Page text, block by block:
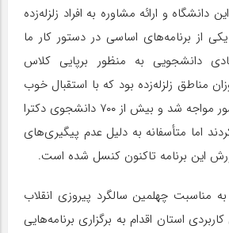
و ارائه مشاوره به افراد زلزله‌زده
از برنامه‌های اساسی در دستور کار ما
دانشجویی به منظور برپایی کلاس
مناطق زلزله‌زده بود که با استقبال خوب
دانشجویان سراسر کشور مواجه شد و بیش از ۷۰۰ دانشجوی دکترا
اما متأسفانه به دلیل عدم پیگیری‌های
این برنامه تاکنون کنسل شده است.
مناسبت چهلمین سالگرد پیروزی انقلاب
استان اقدام به برگزاری برنامه‌هایی